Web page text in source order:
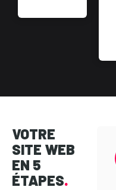
VOTRE
SITE WEB
EN 5
ÉTAPES.